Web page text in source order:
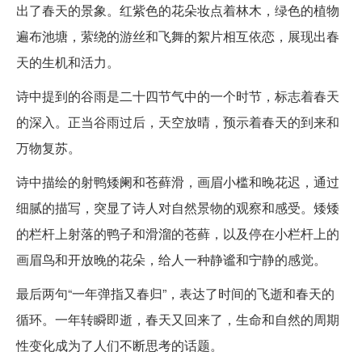
出了春天的景象。红紫色的花朵妆点着林木，绿色的植物
遍布池塘，萦绕的游丝和飞舞的絮片相互依恋，展现出春
天的生机和活力。
诗中提到的谷雨是二十四节气中的一个时节，标志着春天
的深入。正当谷雨过后，天空放晴，预示着春天的到来和
万物复苏。
诗中描绘的射鸭矮阑和苍藓滑，画眉小槛和晚花迟，通过
细腻的描写，突显了诗人对自然景物的观察和感受。矮矮
的栏杆上射落的鸭子和滑溜的苍藓，以及停在小栏杆上的
画眉鸟和开放晚的花朵，给人一种静谧和宁静的感觉。
最后两句“一年弹指又春归”，表达了时间的飞逝和春天的
循环。一年转瞬即逝，春天又回来了，生命和自然的周期
性变化成为了人们不断思考的话题。